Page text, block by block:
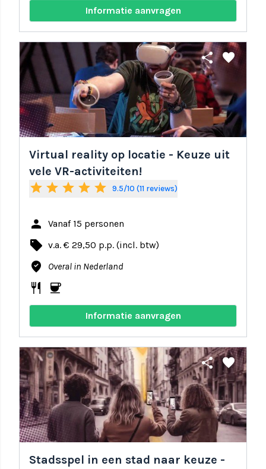
Informatie aanvragen
share favorite
Virtual reality op locatie - Keuze uit
vele VR-activiteiten!
star star star star star 9.5/10 (11 reviews)
person Vanaf 15 personen
local_offer v.a. € 29,50 p.p. (incl. btw)
where_to_vote Overal in Nederland
restaurant coffee
Informatie aanvragen
share favorite
Stadsspel in een stad naar keuze -